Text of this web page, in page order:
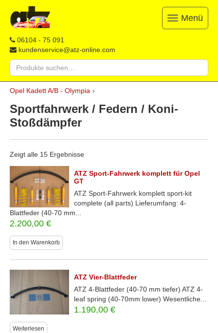
ATZ
Opel-
Ersatzteile
Restauration,
Reparatur
&
Ersatzteile
&
Onlineshop
06104 - 75 091
kundenservice@atz-online.com
Suche
nach:
Toggle
navigation
Menü
Skip
content
Opel Kadett A/B - Olympia ›
Sportfahrwerk / Federn / Koni-
Stoßdämpfer
Zeigt alle 15 Ergebnisse
ATZ Sport-Fahrwerk komplett für Opel
GT
ATZ Sport-Fahrwerk komplett sport-kit
complete (all parts) Lieferumfang: 4-
Blattfeder (40-70 mm...
2.200,00 €
In den Warenkorb
ATZ Vier-Blattfeder
ATZ 4-Blattfeder (40-70 mm tiefer) ATZ 4-
leaf spring (40-70mm lower) Wesentliche...
1.190,00€
Weiterlesen